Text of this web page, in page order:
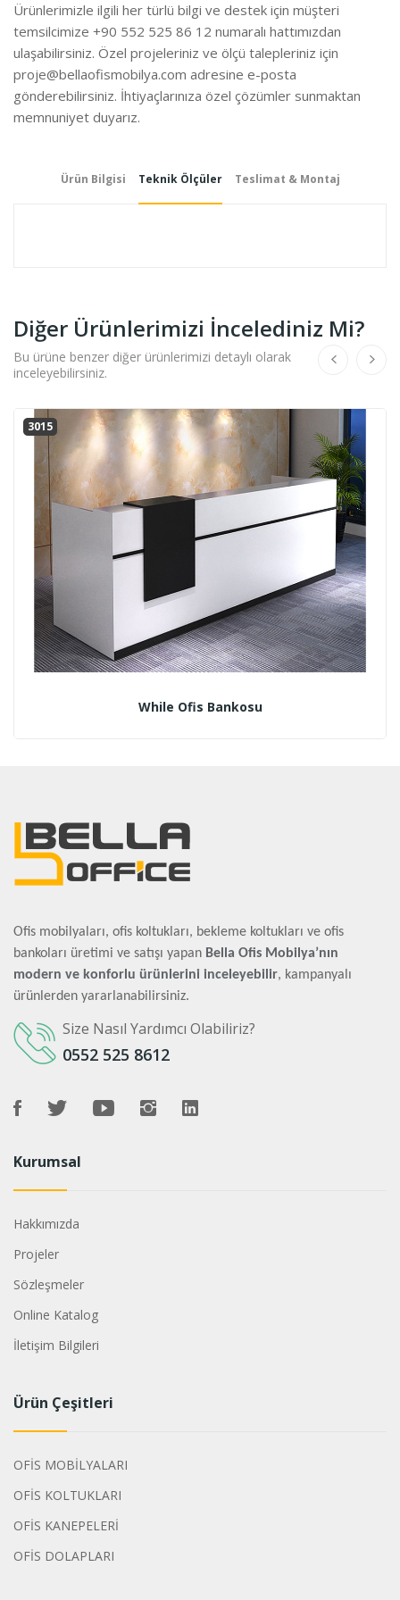
Ürünlerimizle ilgili her türlü bilgi ve destek için müşteri
temsilcimize +90 552 525 86 12 numaralı hattımızdan
ulaşabilirsiniz. Özel projeleriniz ve ölçü talepleriniz için
proje@bellaofismobilya.com adresine e-posta
gönderebilirsiniz. İhtiyaçlarınıza özel çözümler sunmaktan
memnuniyet duyarız.
Ürün Bilgisi Teknik Ölçüler Teslimat & Montaj
Diğer Ürünlerimizi İncelediniz Mi?
Bu ürüne benzer diğer ürünlerimizi detaylı olarak
inceleyebilirsiniz.
3015
While Ofis Bankosu
Ofis mobilyaları, ofis koltukları, bekleme koltukları ve ofis
bankoları üretimi ve satışı yapan Bella Ofis Mobilya’nın
modern ve konforlu ürünlerini inceleyebilir, kampanyalı
ürünlerden yararlanabilirsiniz.
Size Nasıl Yardımcı Olabiliriz?
0552 525 8612
Kurumsal
Hakkımızda
Projeler
Sözleşmeler
Online Katalog
İletişim Bilgileri
Ürün Çeşitleri
OFİS MOBİLYALARI
OFİS KOLTUKLARI
OFİS KANEPELERİ
OFİS DOLAPLARI